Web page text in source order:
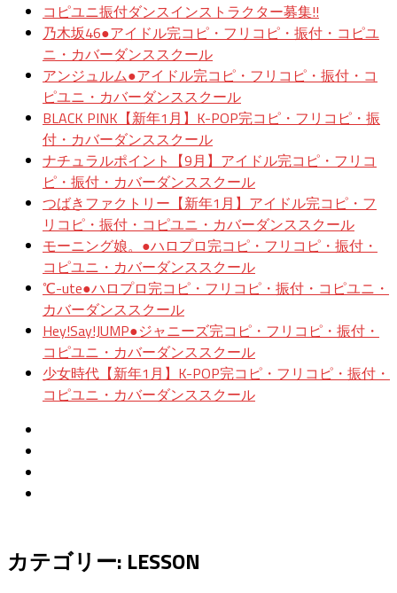
コピユニ振付ダンスインストラクター募集!!
乃木坂46●アイドル完コピ・フリコピ・振付・コピユ
ニ・カバーダンススクール
アンジュルム●アイドル完コピ・フリコピ・振付・コ
ピユニ・カバーダンススクール
BLACK PINK【新年1月】K-POP完コピ・フリコピ・振
付・カバーダンススクール
ナチュラルポイント【9月】アイドル完コピ・フリコ
ピ・振付・カバーダンススクール
つばきファクトリー【新年1月】アイドル完コピ・フ
リコピ・振付・コピユニ・カバーダンススクール
モーニング娘。●ハロプロ完コピ・フリコピ・振付・
コピユニ・カバーダンススクール
℃-ute●ハロプロ完コピ・フリコピ・振付・コピユニ・
カバーダンススクール
Hey!Say!JUMP●ジャニーズ完コピ・フリコピ・振付・
コピユニ・カバーダンススクール
少女時代【新年1月】K-POP完コピ・フリコピ・振付・
コピユニ・カバーダンススクール
カテゴリー: LESSON